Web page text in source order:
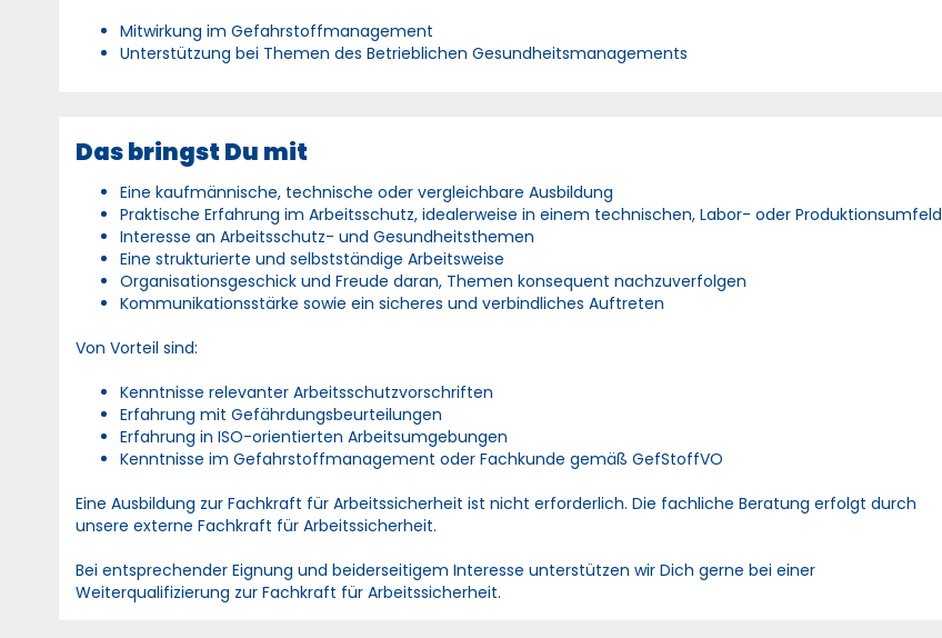
Mitwirkung im Gefahrstoffmanagement
Unterstützung bei Themen des Betrieblichen Gesundheitsmanagements
Das bringst Du mit
Eine kaufmännische, technische oder vergleichbare Ausbildung
Praktische Erfahrung im Arbeitsschutz, idealerweise in einem technischen, Labor- oder Produktionsumfeld
Interesse an Arbeitsschutz- und Gesundheitsthemen
Eine strukturierte und selbstständige Arbeitsweise
Organisationsgeschick und Freude daran, Themen konsequent nachzuverfolgen
Kommunikationsstärke sowie ein sicheres und verbindliches Auftreten
Von Vorteil sind:
Kenntnisse relevanter Arbeitsschutzvorschriften
Erfahrung mit Gefährdungsbeurteilungen
Erfahrung in ISO-orientierten Arbeitsumgebungen
Kenntnisse im Gefahrstoffmanagement oder Fachkunde gemäß GefStoffVO
Eine Ausbildung zur Fachkraft für Arbeitssicherheit ist nicht erforderlich. Die fachliche Beratung erfolgt durch
unsere externe Fachkraft für Arbeitssicherheit.
Bei entsprechender Eignung und beiderseitigem Interesse unterstützen wir Dich gerne bei einer
Weiterqualifizierung zur Fachkraft für Arbeitssicherheit.